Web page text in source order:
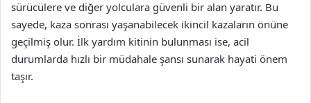
sürücülere ve diğer yolculara güvenli bir alan yaratır. Bu
sayede, kaza sonrası yaşanabilecek ikincil kazaların önüne
geçilmiş olur. İlk yardım kitinin bulunması ise, acil
durumlarda hızlı bir müdahale şansı sunarak hayati önem
taşır.